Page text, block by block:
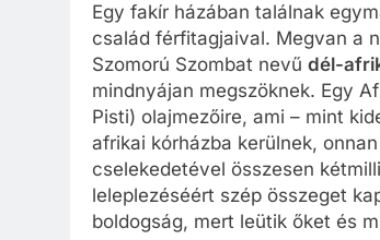
Egy fakír házában találnak
család férfitagjaival. Megvan a
Szomorú Szombat nevű dél-
mindnyájan megszöknek. Egy
Pisti) olajmezőire, ami – mint
afrikai kórházba kerülnek,
cselekedetével összesen
leleplezéséért szép összeget
boldogság, mert leütik őket és